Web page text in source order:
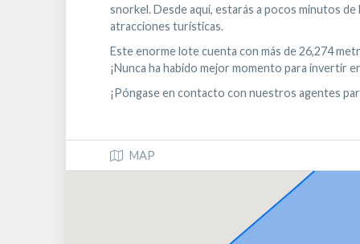
snorkel. Desde aquí, estarás a pocos minutos
atracciones turísticas.
Este enorme lote cuenta con más de 26,274
¡Nunca ha habido mejor momento para invertir
¡Póngase en contacto con nuestros agentes
MAP